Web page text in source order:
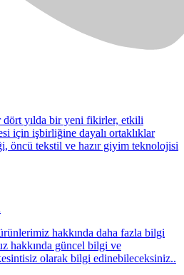
yılda bir yeni fikirler, etkili
için işbirliğine dayalı ortaklıklar
öncü tekstil ve hazır giyim teknolojisi
hakkında daha fazla bilgi
hakkında güncel bilgi ve
olarak bilgi edinebileceksiniz..